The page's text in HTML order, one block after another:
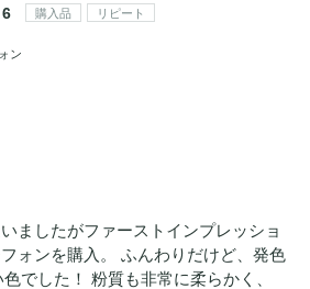
6 購入品 リピート
ン
ましたがファーストインプレッショ
ォンを購入。 ふんわりだけど、発色
でした！ 粉質も非常に柔らかく、